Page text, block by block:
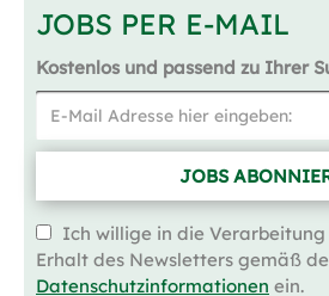
JOBS PER E-MAIL
Kostenlos und passend zu Ihrer
JOBS
Ich willige in die
Erhalt des Newsletters gemäß
Datenschutzinformationen ein.